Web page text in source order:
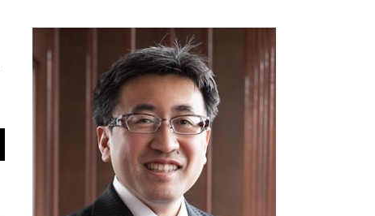
事業承継補助金 とは
事業再構築補助金 とは
補助金 とは
補助金申請 川崎市 税理士
資金調達 神奈川県 相談
経営革新等支援機関 東京都 相談
認定支援機関 横須賀市 相談
起業支援 相模原市 税理士
事業承継 静岡県 相談